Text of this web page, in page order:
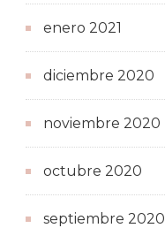
enero 2021
diciembre 2020
noviembre 2020
octubre 2020
septiembre 2020